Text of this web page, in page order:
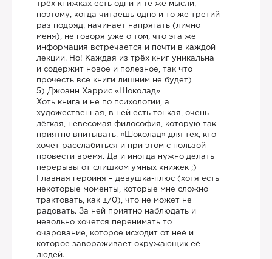
трёх книжках есть одни и те же мысли,
поэтому, когда читаешь одно и то же третий
раз подряд, начинает напрягать (лично
меня), не говоря уже о том, что эта же
информация встречается и почти в каждой
лекции. Но! Каждая из трёх книг уникальна
и содержит новое и полезное, так что
прочесть все книги лишним не будет)
5) Джоанн Харрис «Шоколад»
Хоть книга и не по психологии, а
художественная, в ней есть тонкая, очень
лёгкая, невесомая философия, которую так
приятно впитывать. «Шоколад» для тех, кто
хочет расслабиться и при этом с пользой
провести время. Да и иногда нужно делать
перерывы от слишком умных книжек ;)
Главная героиня – девушка-плюс (хотя есть
некоторые моменты, которые мне сложно
трактовать, как ±/0), что не может не
радовать. За ней приятно наблюдать и
невольно хочется перенимать то
очарование, которое исходит от неё и
которое завораживает окружающих её
людей.